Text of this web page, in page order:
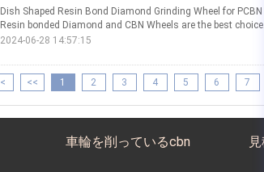
Dish Shaped Resin Bond Diamond Grinding Wheel for
Resin bonded Diamond and CBN Wheels are the best
2024-06-28 14:57:15
|< << 1 2 3 4 5 6 7
車輪を削っているcbn 見